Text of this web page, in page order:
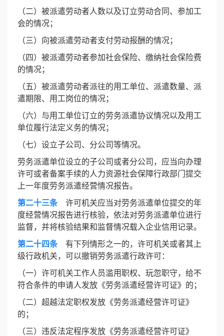
（二）被派遣劳动者人数以及订立劳动合同、参加工
会的情况；
（三）向被派遣劳动者支付劳动报酬的情况；
（四）被派遣劳动者参加社会保险、缴纳社会保险费
的情况；
（五）被派遣劳动者派往的用工单位、派遣数量、派
遣期限、用工岗位的情况；
（六）与用工单位订立的劳务派遣协议情况以及用工
单位履行法定义务的情况；
（七）设立子公司、分公司等情况。
劳务派遣单位设立的子公司或者分公司，应当向办理
许可或者备案手续的人力资源社会保障行政部门提交
上一年度劳务派遣经营情况报告。
第二十三条许可机关应当对劳务派遣单位提交的年
度经营情况报告进行核验，依法对劳务派遣单位进行
监督，并将核验结果和监督情况载入企业信用记录。
第二十四条有下列情形之一的，许可机关或者其上
级行政机关，可以撤销劳务派遣行政许可：
（一）许可机关工作人员滥用职权、玩忽职守，给不
符合条件的申请人发放《劳务派遣经营许可证》的；
（二）超越法定职权发放《劳务派遣经营许可证》
的；
（三）违反法定程序发放《劳务派遣经营许可证》